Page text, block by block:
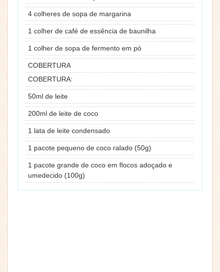
4 colheres de sopa de margarina
1 colher de café de essência de baunilha
1 colher de sopa de fermento em pó
COBERTURA
COBERTURA:
50ml de leite
200ml de leite de coco
1 lata de leite condensado
1 pacote pequeno de coco ralado (50g)
1 pacote grande de coco em flocos adoçado e
umedecido (100g)